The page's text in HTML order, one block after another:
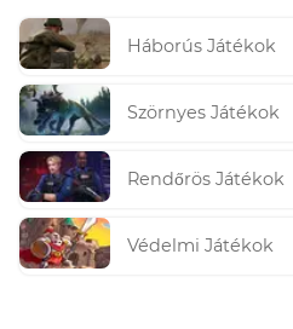
Háborús Játékok
Szörnyes Játékok
Rendőrös Játékok
Védelmi Játékok